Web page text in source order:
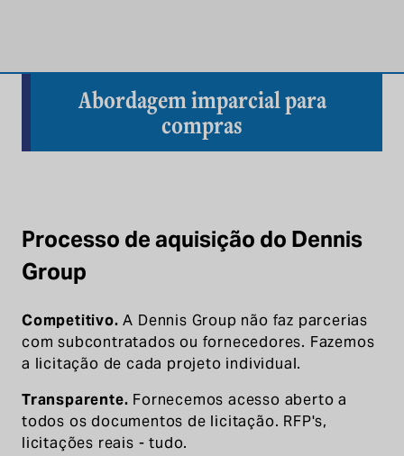
Abordagem imparcial para
compras
Processo de aquisição do Dennis
Group
Competitivo. A Dennis Group não faz parcerias
com subcontratados ou fornecedores. Fazemos
a licitação de cada projeto individual.
Transparente. Fornecemos acesso aberto a
todos os documentos de licitação. RFP's,
licitações reais - tudo.